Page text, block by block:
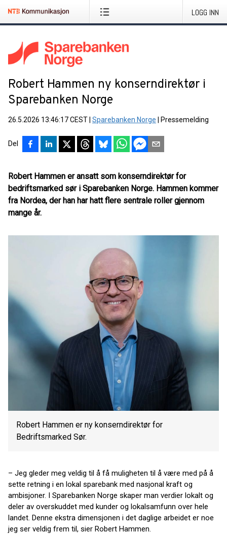
LOGG INN
Robert Hammen ny konserndirektør i
Sparebanken Norge
26.5.2026 13:46:17 CEST Sparebanken Norge Pressemelding
Del
Robert Hammen er ansatt som konserndirektør for
bedriftsmarked sør i Sparebanken Norge. Hammen kommer
fra Nordea, der han har hatt flere sentrale roller gjennom
mange år.
Robert Hammen er ny konserndirektør for
Bedriftsmarked Sør.
– Jeg gleder meg veldig til å få muligheten til å være med på å
sette retning i en lokal sparebank med nasjonal kraft og
ambisjoner. I Sparebanken Norge skaper man verdier lokalt og
deler av overskuddet med kunder og lokalsamfunn over hele
landet. Denne ekstra dimensjonen i det daglige arbeidet er noe
jeg ser veldig frem til, sier Robert Hammen.